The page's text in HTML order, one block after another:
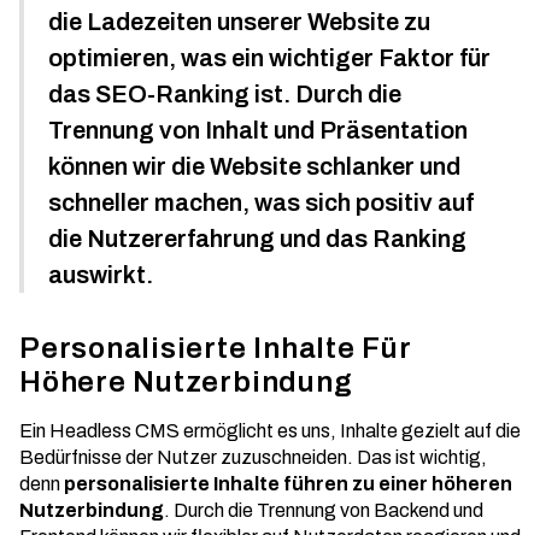
die Ladezeiten unserer Website zu
optimieren, was ein wichtiger Faktor für
das SEO-Ranking ist. Durch die
Trennung von Inhalt und Präsentation
können wir die Website schlanker und
schneller machen, was sich positiv auf
die Nutzererfahrung und das Ranking
auswirkt.
Personalisierte Inhalte Für
Höhere Nutzerbindung
Ein Headless CMS ermöglicht es uns, Inhalte gezielt auf die
Bedürfnisse der Nutzer zuzuschneiden. Das ist wichtig,
denn personalisierte Inhalte führen zu einer höheren
Nutzerbindung. Durch die Trennung von Backend und